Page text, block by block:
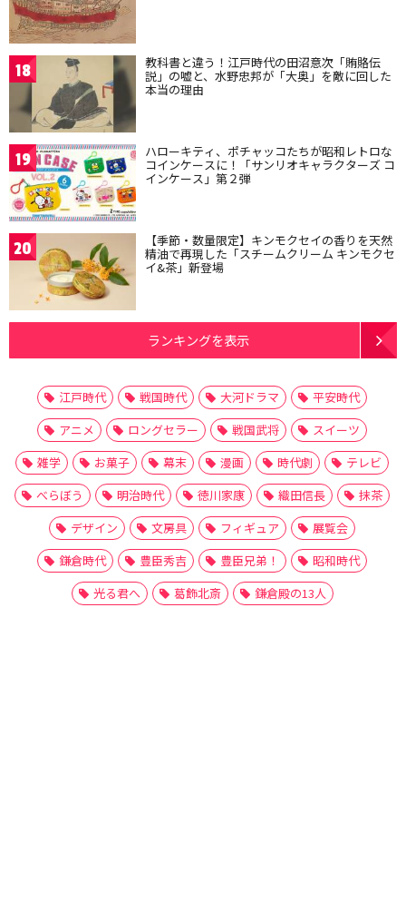
18 教科書と違う！江戸時代の田沼意次「賄賂伝
説」の嘘と、水野忠邦が「大奥」を敵に回した
本当の理由
19 ハローキティ、ポチャッコたちが昭和レトロな
コインケースに！「サンリオキャラクターズ コ
インケース」第２弾
20 【季節・数量限定】キンモクセイの香りを天然
精油で再現した「スチームクリーム キンモクセ
イ&茶」新登場
ランキングを表示
江戸時代 戦国時代 大河ドラマ
平安時代
アニメ
ロングセラー 戦国武将
スイーツ
雑学
お菓子 幕末 漫画 時代劇
テレビ
べらぼう
明治時代 徳川家康 織田信長
抹茶
デザイン
文房具 フィギュア
展覧会
鎌倉時代
豊臣秀吉 豊臣兄弟！
昭和時代
光る君へ
葛飾北斎 鎌倉殿の13人